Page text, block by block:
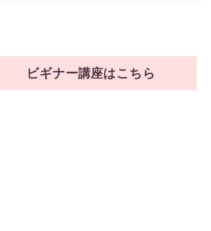
ビギナー講座はこちら